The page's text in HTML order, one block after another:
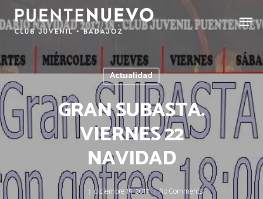
Actualidad
GRAN SUBASTA.
VIERNES 22
NAVIDAD
diciembre 15, 2017 No Comments